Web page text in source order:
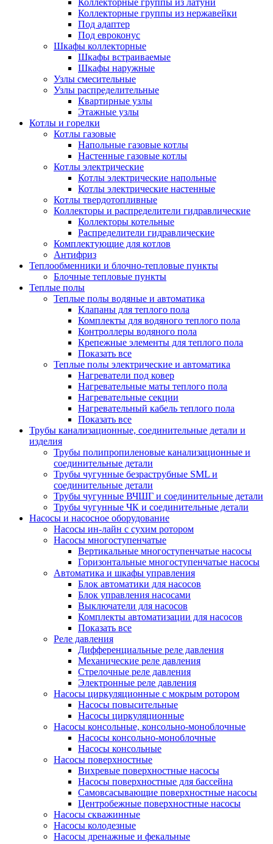
Коллекторные группы из латуни
Коллекторные группы из нержавейки
Под адаптер
Под евроконус
Шкафы коллекторные
Шкафы встраиваемые
Шкафы наружные
Узлы смесительные
Узлы распределительные
Квартирные узлы
Этажные узлы
Котлы и горелки
Котлы газовые
Напольные газовые котлы
Настенные газовые котлы
Котлы электрические
Котлы электрические напольные
Котлы электрические настенные
Котлы твердотопливные
Коллекторы и распределители гидравлические
Коллекторы котельные
Распределители гидравлические
Комплектующие для котлов
Антифриз
Теплообменники и блочно-тепловые пункты
Блочные тепловые пункты
Теплые полы
Теплые полы водяные и автоматика
Клапаны для теплого пола
Комплекты для водяного теплого пола
Контроллеры водяного пола
Крепежные элементы для теплого пола
Показать все
Теплые полы электрические и автоматика
Нагреватели под ковер
Нагревательные маты теплого пола
Нагревательные секции
Нагревательный кабель теплого пола
Показать все
Трубы канализационные, соединительные детали и
изделия
Трубы полипропиленовые канализационные и
соединительные детали
Трубы чугунные безраструбные SML и
соединительные детали
Трубы чугунные ВЧШГ и соединительные детали
Трубы чугунные ЧК и соединительные детали
Насосы и насосное оборудование
Насосы ин-лайн с сухим ротором
Насосы многоступенчатые
Вертикальные многоступенчатые насосы
Горизонтальные многоступенчатые насосы
Автоматика и шкафы управления
Блок автоматики для насосов
Блок управления насосами
Выключатели для насосов
Комплекты автоматизации для насосов
Показать все
Реле давления
Дифференциальные реле давления
Механические реле давления
Стрелочные реле давления
Электронные реле давления
Насосы циркуляционные с мокрым ротором
Насосы повысительные
Насосы циркуляционные
Насосы консольные, консольно-моноблочные
Насосы консольно-моноблочные
Насосы консольные
Насосы поверхностные
Вихревые поверхностные насосы
Насосы поверхностные для бассейна
Самовсасывающие поверхностные насосы
Центробежные поверхностные насосы
Насосы скважинные
Насосы колодезные
Насосы дренажные и фекальные